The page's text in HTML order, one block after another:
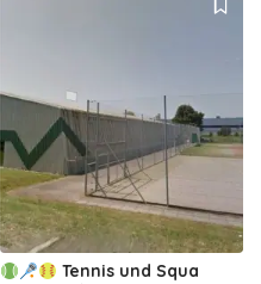
Tennis und Squa